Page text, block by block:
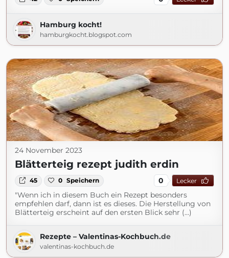
Hamburg kocht!
hamburgkocht.blogspot.com
24 November 2023
Blätterteig rezept judith erdin
45 0 Speichern 0 Lecker
"Wenn ich in diesem Buch ein Rezept besonders
empfehlen darf, dann ist es dieses. Die Herstellung von
Blätterteig erscheint auf den ersten Blick sehr (...)
Rezepte – Valentinas-Kochbuch.de
valentinas-kochbuch.de